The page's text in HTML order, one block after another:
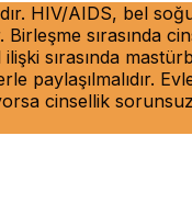
HIV/AIDS, bel
sırasında
sırasında
paylaşılmalıdır.
cinsellik